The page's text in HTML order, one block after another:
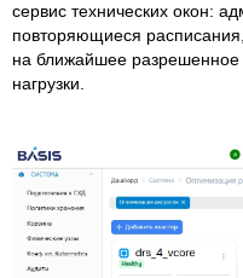
сервис технических окон:
повторяющиеся
на ближайшее
нагрузки.